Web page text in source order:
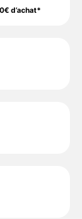
d’achat*